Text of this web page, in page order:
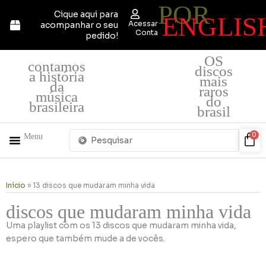
para
Cique aqui para
acompanhar o seu
pedido!
Acessar
Conta
POR
contamos
a história
da
música
brasileira
OS
discos
mais
raros
do
brasil
Menu
Pesquisar
0
Início » 13 discos que mudaram minha vida
discos que mudaram minha vida
Uma playlist com os 13 discos que mudaram minha vida,
espero que também mude a de vocês.